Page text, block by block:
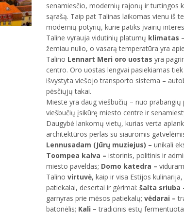
senamiesčio, modernių rajonų ir turtingos
sąrašą. Taip pat Talinas laikomas vienu iš
modernių potyrių, kurie patiks įvairių
Taline vyrauja vidutinių platumų klimatas
žemiau nulio, o vasarą temperatūra yra
Talino Lennart Meri oro uostas yra
centro. Oro uostas lengvai pasiekiamas
išvystyta viešojo transporto sistema –
pėsčiųjų takai.
Mieste yra daug viešbučių – nuo
viešbučių įsikūrę miesto centre ir
Daugybė lankomų vietų, kurias verta
architektūros perlas su siauromis
Lennusadam (Jūrų muziejus) – unikali
Toompea kalva – istorinis, politinis ir
miesto paveldas; Domo katedra –
Talino virtuvė, kaip ir visa Estijos
patiekalai, desertai ir gėrimai: šalta sriuba
garnyras prie mėsos patiekalų; vėdarai –
batonėlis; Kali –tradicinis estų